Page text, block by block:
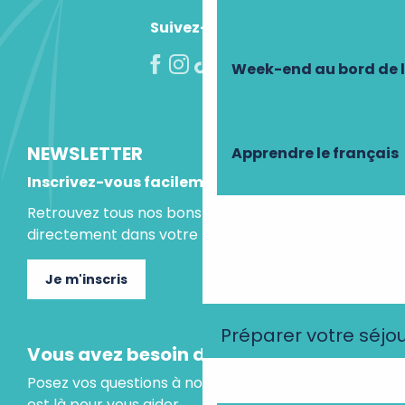
Week-end au bord de
Apprendre le français
Préparer votre
Suivez-nous !
NEWSLETTER
Inscrivez-vous facilement
Retrouvez tous nos bons plans et idées séjours
directement dans votre boite mail.
Je m'inscris
Vous avez besoin d'un conseil ?
Posez vos questions à notre assistant virtuel, il